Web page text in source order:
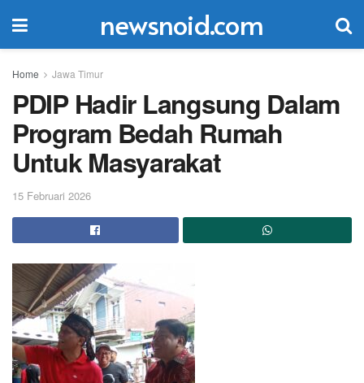
newsnoid.com
Home Jawa Timur
PDIP Hadir Langsung Dalam
Program Bedah Rumah
Untuk Masyarakat
15 Februari 2026